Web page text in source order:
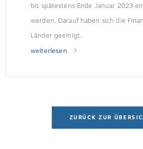
bis spätestens Ende Januar 2023
werden. Darauf haben sich die
Länder geeinigt.
weiterlesen
ZURÜCK ZUR